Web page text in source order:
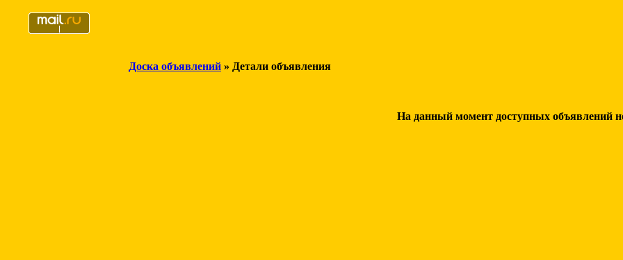
Доска объявлений » Детали объявления
На данный момент доступных объявлений